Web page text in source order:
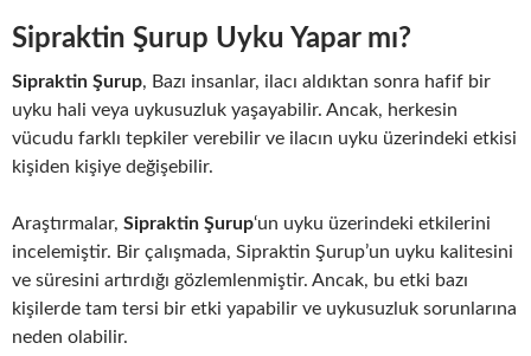
Sipraktin Şurup Uyku Yapar mı?
Sipraktin Şurup, Bazı insanlar, ilacı aldıktan sonra hafif bir
uyku hali veya uykusuzluk yaşayabilir. Ancak, herkesin
vücudu farklı tepkiler verebilir ve ilacın uyku üzerindeki etkisi
kişiden kişiye değişebilir.
Araştırmalar, Sipraktin Şurup‘un uyku üzerindeki etkilerini
incelemiştir. Bir çalışmada, Sipraktin Şurup’un uyku kalitesini
ve süresini artırdığı gözlemlenmiştir. Ancak, bu etki bazı
kişilerde tam tersi bir etki yapabilir ve uykusuzluk sorunlarına
neden olabilir.